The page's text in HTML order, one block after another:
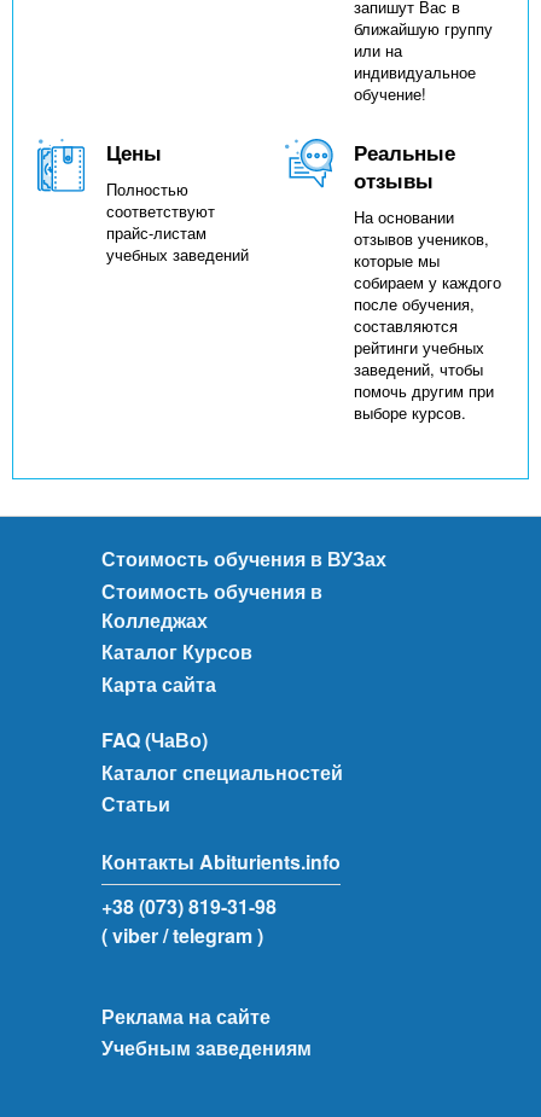
запишут Вас в
ближайшую группу
или на
индивидуальное
обучение!
Цены
Полностью
соответствуют
прайс-листам
учебных заведений
Реальные
отзывы
На основании
отзывов учеников,
которые мы
собираем у каждого
после обучения,
составляются
рейтинги учебных
заведений, чтобы
помочь другим при
выборе курсов.
Стоимость обучения в ВУЗах
Стоимость обучения в
Колледжах
Каталог Курсов
Карта сайта
FAQ (ЧаВо)
Каталог специальностей
Статьи
Контакты Abiturients.info
+38 (073) 819-31-98
( viber/ telegram )
Реклама на сайте
Учебным заведениям